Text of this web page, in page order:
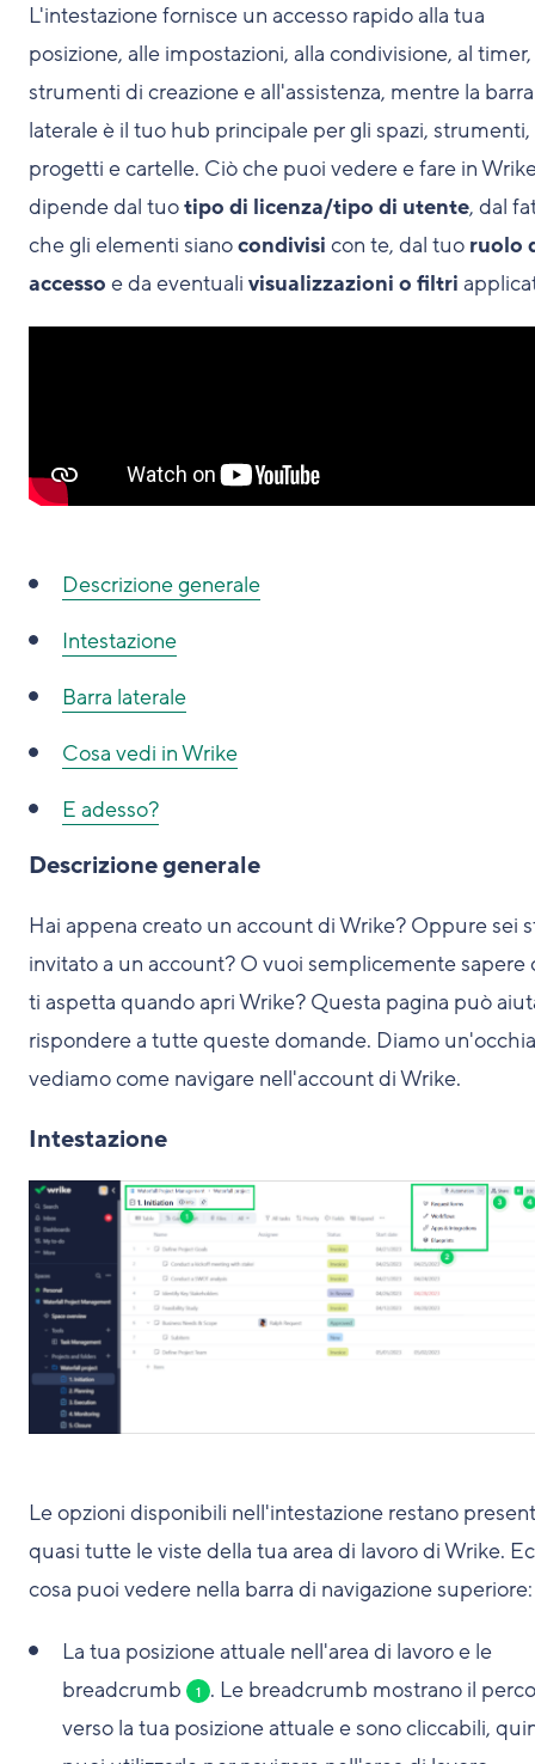
L'intestazione fornisce un accesso rapido alla tua
posizione, alle impostazioni, alla condivisione, al
strumenti di creazione e all'assistenza, mentre la barra
laterale è il tuo hub principale per gli spazi, strumenti,
progetti e cartelle. Ciò che puoi vedere e fare in
dipende dal tuotipo di licenza/tipo di utente, dal
che gli elementi sianocondivisi con te, dal tuo ruolo
accesso e da eventuali visualizzazioni o filtri
Descrizione generale
Intestazione
Barra laterale
Cosa vedi in Wrike
E adesso?
Descrizione generale
Hai appena creato un account di Wrike? Oppure sei
invitato a un account? O vuoi semplicemente sapere
ti aspetta quando apri Wrike? Questa pagina può
rispondere a tutte queste domande. Diamo
vediamo come navigare nell'account di Wrike.
Intestazione
Le opzioni disponibili nell'intestazione restano
quasi tutte le viste della tua area di lavoro di Wrike.
cosa puoi vedere nella barra di navigazione superiore:
La tua posizione attuale nell'area di lavoro e le
breadcrumb
1 . Le breadcrumb mostrano il
verso la tua posizione attuale e sono cliccabili,